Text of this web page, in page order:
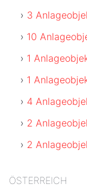
3
10
1
1
4
2
2
ÖSTERREICH